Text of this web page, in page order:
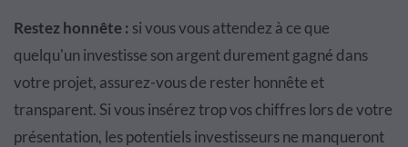
Restez honnête : si vous vous attendez à ce que
quelqu'un investisse son argent durement gagné dans
votre projet, assurez-vous de rester honnête et
transparent. Si vous insérez trop vos chiffres lors de votre
présentation, les potentiels investisseurs ne manqueront